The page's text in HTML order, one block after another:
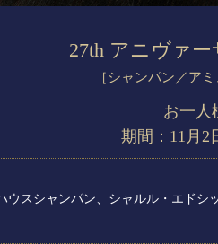
27th アニヴァ
［シャンパン／ア
お一人
期間：11月2
ウスシャンパン、シャルル・エドシ